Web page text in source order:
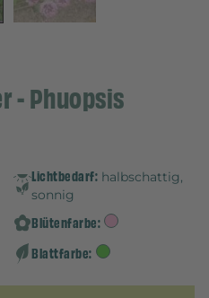
- Phuopsis
Lichtbedarf: halbschattig,
sonnig
Blütenfarbe:
Blattfarbe: